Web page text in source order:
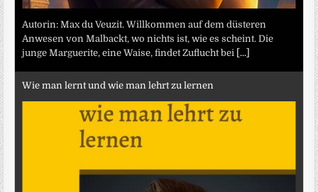
Autorin: Max du Veuzit. Willkommen auf dem düsteren
Anwesen von Malbackt, wo nichts ist, wie es scheint. Die
junge Marguerite, eine Waise, findet Zuflucht bei [...]
Wie man lernt und wie man lehrt zu lernen